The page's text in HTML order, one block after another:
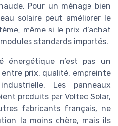
Pour un ménage bien
solaire peut améliorer le
même si le prix d’achat
standards importés.
énergétique n’est pas un
prix, qualité, empreinte
Les panneaux
produits par Voltec Solar,
fabricants français, ne
la moins chère, mais ils